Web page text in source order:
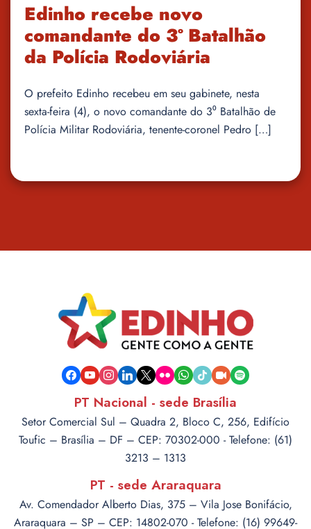
Edinho recebe novo
comandante do 3º Batalhão
da Polícia Rodoviária
O prefeito Edinho recebeu em seu gabinete, nesta
sexta-feira (4), o novo comandante do 3⁰ Batalhão de
Polícia Militar Rodoviária, tenente-coronel Pedro […]
facebook
youtubeinstagram
linkedin
x flickrwhatsapp
tiktokvideo-spotify
PT Nacional - sede Brasília
Setor Comercial Sul – Quadra 2, Bloco C, 256, Edifício
Toufic – Brasília – DF – CEP: 70302-000 - Telefone: (61)
3213 – 1313
PT - sede Araraquara
Av. Comendador Alberto Dias, 375 – Vila Jose Bonifácio,
Araraquara – SP – CEP: 14802-070 - Telefone: (16) 99649-